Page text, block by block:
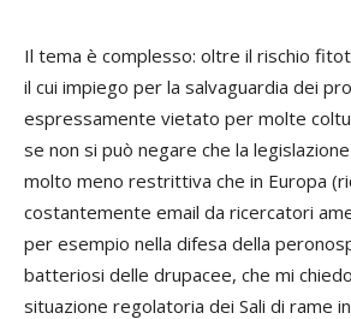
Il tema è complesso: oltre il rischio
il cui impiego per la salvaguardia dei
espressamente vietato per molte
se non si può negare che la
molto meno restrittiva che in Europa
costantemente email da ricercatori
per esempio nella difesa della
batteriosi delle drupacee, che mi
situazione regolatoria dei Sali di rame